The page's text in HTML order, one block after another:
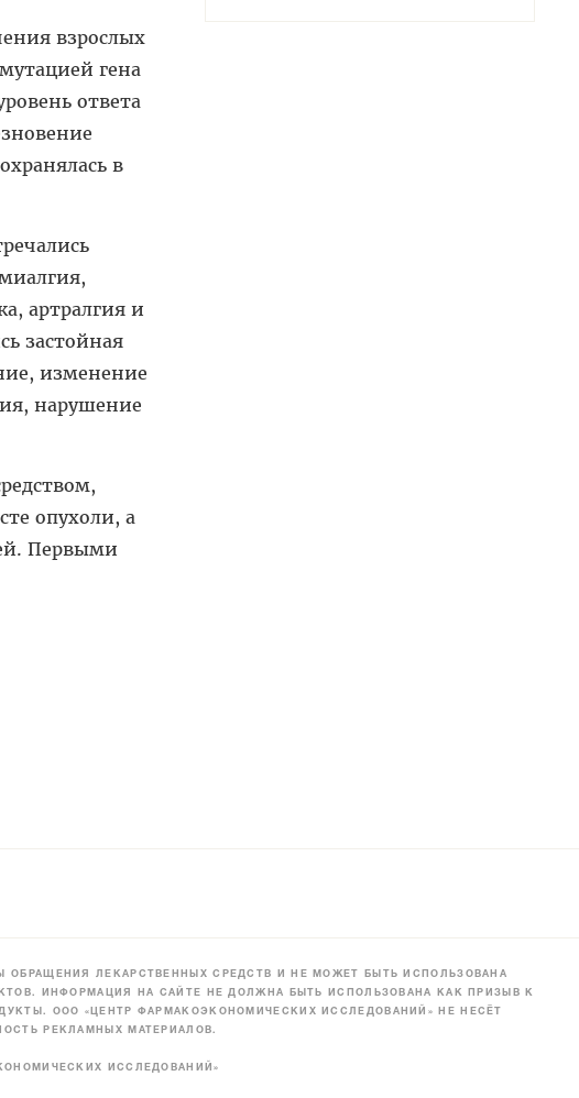
взрослых
гена
ответа
в
артралгия и
застойная
изменение
нарушение
опухоли, а
Первыми
ЛЕКАРСТВЕННЫХ СРЕДСТВ И НЕ МОЖЕТ БЫТЬ ИСПОЛЬЗОВАНА
ИНФОРМАЦИЯ НА САЙТЕ НЕ ДОЛЖНА БЫТЬ ИСПОЛЬЗОВАНА КАК ПРИЗЫВ К
ООО «ЦЕНТР ФАРМАКОЭКОНОМИЧЕСКИХ ИССЛЕДОВАНИЙ» НЕ НЕСЁТ
РЕКЛАМНЫХ МАТЕРИАЛОВ.
ИССЛЕДОВАНИЙ»